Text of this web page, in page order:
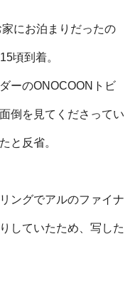
にお泊まりだったの
頃到着。
ーのONOCOONトビ
倒を見てくださってい
と反省。
ングでアルのファイナ
していたため、写した